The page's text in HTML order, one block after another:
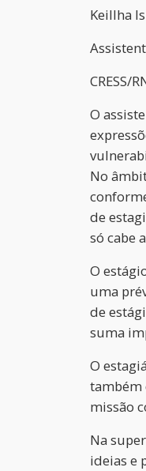
Keillha
CRESS/
O
No
de
só cabe
O
uma
de
suma
O
também
missão
Na
ideias e